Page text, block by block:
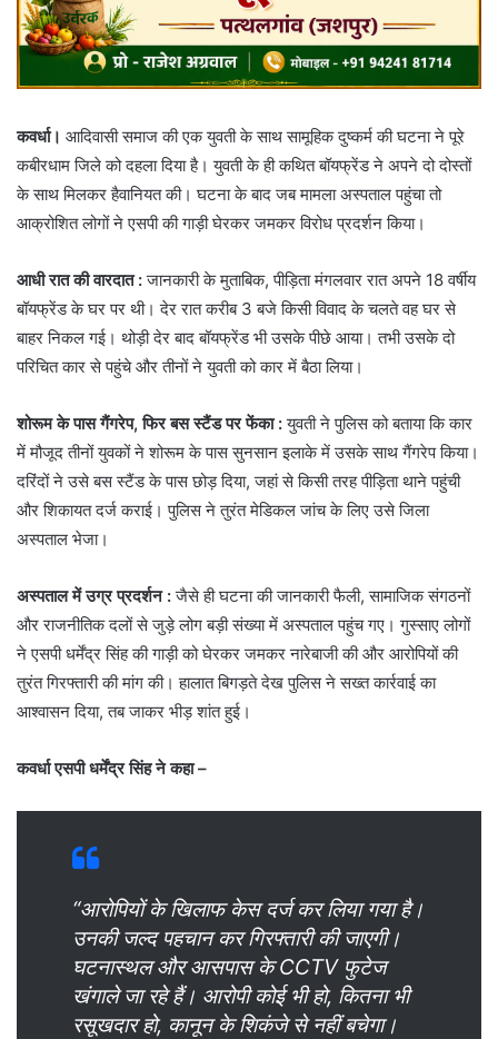
कवर्धा। आदिवासी समाज की एक युवती के साथ सामूहिक दुष्कर्म की घटना ने पूरे
कबीरधाम जिले को दहला दिया है। युवती के ही कथित बॉयफ्रेंड ने अपने दो दोस्तों
के साथ मिलकर हैवानियत की। घटना के बाद जब मामला अस्पताल पहुंचा तो
आक्रोशित लोगों ने एसपी की गाड़ी घेरकर जमकर विरोध प्रदर्शन किया।
आधी रात की वारदात :जानकारी के मुताबिक, पीड़िता मंगलवार रात अपने 18 वर्षीय
बॉयफ्रेंड के घर पर थी। देर रात करीब 3 बजे किसी विवाद के चलते वह घर से
बाहर निकल गई। थोड़ी देर बाद बॉयफ्रेंड भी उसके पीछे आया। तभी उसके दो
परिचित कार से पहुंचे और तीनों ने युवती को कार में बैठा लिया।
शोरूम के पास गैंगरेप, फिर बस स्टैंड पर फेंका :युवती ने पुलिस को बताया कि कार
में मौजूद तीनों युवकों ने शोरूम के पास सुनसान इलाके में उसके साथ गैंगरेप किया।
दरिंदों ने उसे बस स्टैंड के पास छोड़ दिया, जहां से किसी तरह पीड़िता थाने पहुंची
और शिकायत दर्ज कराई। पुलिस ने तुरंत मेडिकल जांच के लिए उसे जिला
अस्पताल भेजा।
अस्पताल में उग्र प्रदर्शन :जैसे ही घटना की जानकारी फैली, सामाजिक संगठनों
और राजनीतिक दलों से जुड़े लोग बड़ी संख्या में अस्पताल पहुंच गए। गुस्साए लोगों
ने एसपी धर्मेंद्र सिंह की गाड़ी को घेरकर जमकर नारेबाजी की और आरोपियों की
तुरंत गिरफ्तारी की मांग की। हालात बिगड़ते देख पुलिस ने सख्त कार्रवाई का
आश्वासन दिया, तब जाकर भीड़ शांत हुई।
कवर्धा एसपी धर्मेंद्र सिंह ने कहा –
“आरोपियों के खिलाफ केस दर्ज कर लिया गया है।
उनकी जल्द पहचान कर गिरफ्तारी की जाएगी।
घटनास्थल और आसपास के CCTV फुटेज
खंगाले जा रहे हैं। आरोपी कोई भी हो, कितना भी
रसूखदार हो, कानून के शिकंजे से नहीं बचेगा।